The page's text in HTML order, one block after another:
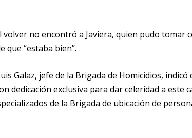
no encontró a Javiera, quien pudo tomar
que “estaba bien”.
Galaz, jefe de la Brigada de Homicidios, indicó
dedicación exclusiva para dar celeridad a este
de la Brigada de ubicación de